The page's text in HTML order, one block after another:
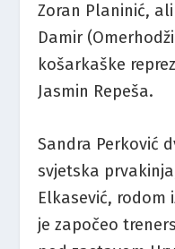
Zoran Planinić,
Damir
košarkaške
Jasmin Repeša.
Sandra Perković
svjetska
Elkasević, rodom
je započeo